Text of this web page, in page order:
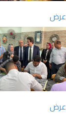
عرض
عرض